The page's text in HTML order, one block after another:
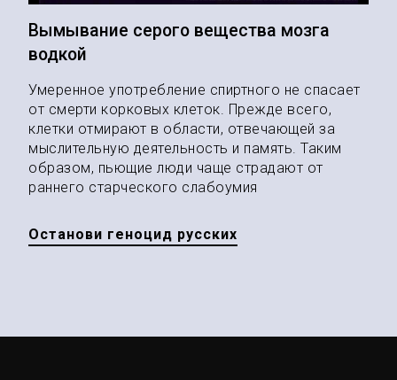
Вымывание серого вещества мозга
водкой
Умеренное употребление спиртного не спасает
от смерти корковых клеток. Прежде всего,
клетки отмирают в области, отвечающей за
мыслительную деятельность и память. Таким
образом, пьющие люди чаще страдают от
раннего старческого слабоумия
Останови геноцид русских